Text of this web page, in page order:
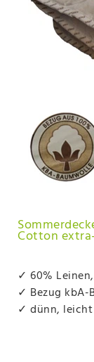
Cotton
✓ 60%
✓ Bezug kbA-
✓ dünn,